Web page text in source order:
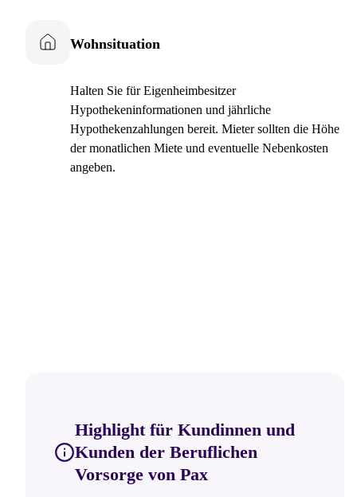
Wohnsituation
Halten Sie für Eigenheimbesitzer
Hypothekeninformationen und jährliche
Hypothekenzahlungen bereit. Mieter sollten die Höhe
der monatlichen Miete und eventuelle Nebenkosten
angeben.
Highlight für Kundinnen und
Kunden der Beruflichen
Vorsorge von Pax